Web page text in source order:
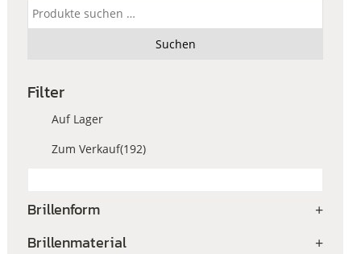
Suchen
nach:
Suchen
Filter
Auf Lager
Zum Verkauf(192)
Brillenform +
Brillenmaterial +